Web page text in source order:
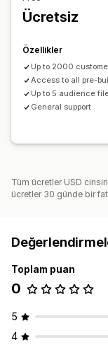
Analizler kontrol
Ücretsiz
Özellikler
Up to 2000
Access to all pre-
Up to 5 audience
General support
Tüm ücretler USD
ücretler 30 günde bir
Toplam puan
0
5
4